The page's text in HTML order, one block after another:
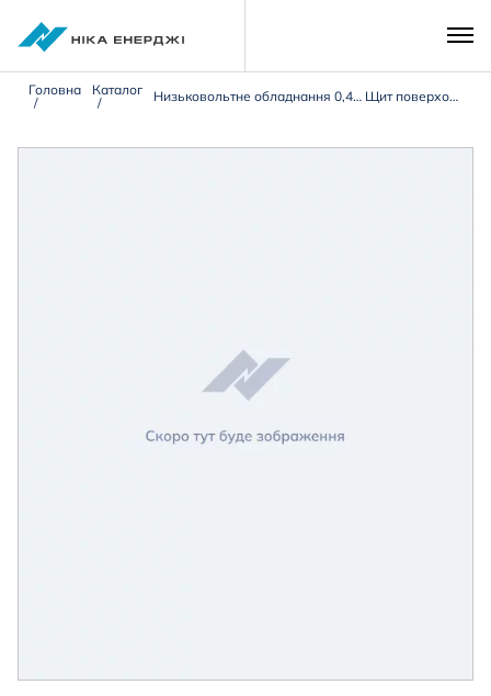
Головна Каталог Низьковольтне обладнання 0,4 кВ Щит поверховий